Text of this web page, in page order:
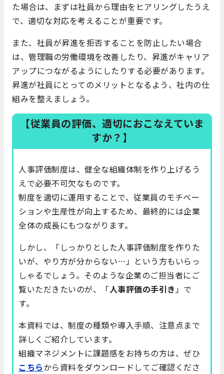
た場合は、まずは社員から理由をヒアリングしたうえ
で、適切な対応を考えることが重要です。
また、社員が昇進を拒否することを防止したい場合
は、管理職の労働環境を改善したり、昇進がキャリア
アップにつながるようにしたりする必要があります。
昇進が社員にとってのメリットとなるよう、社内の仕
組みを整えましょう。
【従業員の評価、適切におこなえていま
すか？】
人事評価制度は、健全な組織体制を作り上げるう
えで必要不可欠なものです。
制度を適切に運用することで、従業員のモチベー
ションや生産性が向上するため、最終的には企業
全体の成長にもつながります。
しかし、「しっかりとした人事評価制度を作りた
いが、やり方が分からない…」という方もいらっ
しゃるでしょう。そのような企業のご担当者にご
覧いただきたいのが、「人事評価の手引き」で
す。
本資料では、制度の種類や導入手順、注意点まで
詳しくご紹介しています。
組織マネジメントに課題感をお持ちの方は、ぜひ
こちらから資料をダウンロードしてご確認くださ